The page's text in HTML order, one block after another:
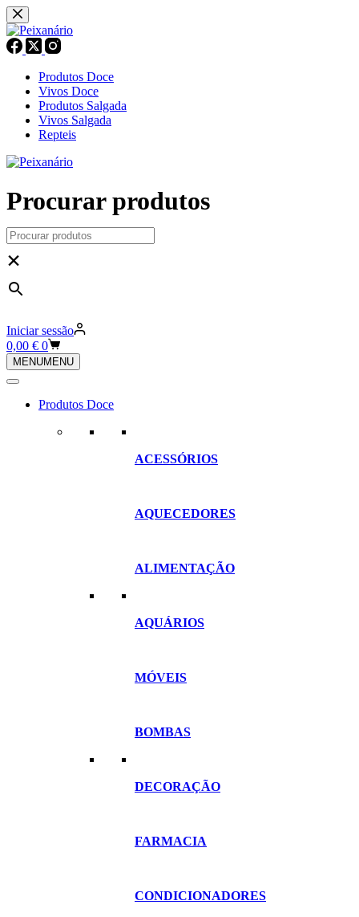
Pular
para
o
conteúdo
Produtos Doce
Vivos Doce
Produtos Salgada
Vivos Salgada
Repteis
Procurar produtos
×
Iniciar sessão
Carrinho
de
compras
0,00 € 0
MENUMENU
Produtos Doce
ACESSÓRIOS
AQUECEDORES
ALIMENTAÇÃO
AQUÁRIOS
MÓVEIS
BOMBAS
DECORAÇÃO
FARMACIA
CONDICIONADORES